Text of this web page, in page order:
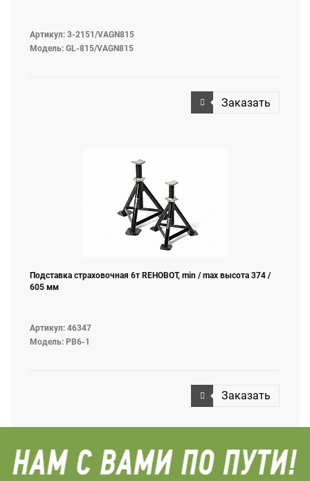
Артикул: 3-2151/VAGN815
Модель: GL-815/VAGN815
Заказать
Подставка страховочная 6т REHOBOT, min / max высота 374 /
605 мм
Артикул: 46347
Модель: PB6-1
Заказать